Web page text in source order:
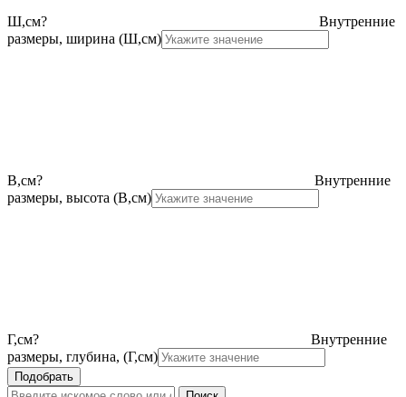
Ш,см?
Внутренние
размеры, ширина (Ш,см)
В,см?
Внутренние
размеры, высота (В,см)
Г,см?
Внутренние
размеры, глубина, (Г,см)